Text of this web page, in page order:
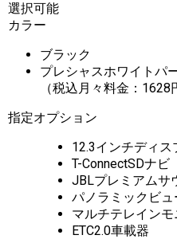
選択可能
カラー
ブラック
プレシャスホワイトパ
（税込月々料金：1628
指定オプション
12.3インチディス
T-ConnectSDナビ
JBLプレミアムサ
パノラミックビ
マルチテレインモ
ETC2.0車載器